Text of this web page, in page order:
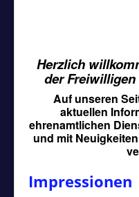
Herzlich
der
Auf unseren
aktuellen
ehrenamtlichen
und mit
Impressionen